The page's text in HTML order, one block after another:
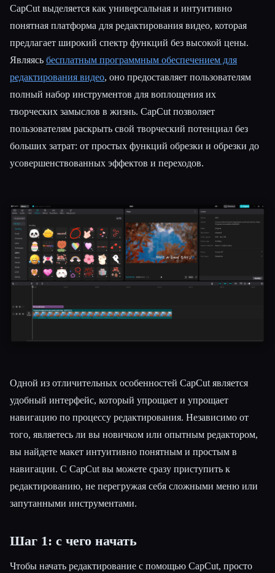
Esc
CapCut выделяется как универсальная и интуитивно
понятная платформа для редактирования видео, которая
предлагает широкий спектр функций без высокой цены.
Являясь бесплатным программным обеспечением для
редактирования видео, оно предоставляет пользователям
полный набор инструментов для воплощения их
творческих замыслов в жизнь. CapCut позволяет
пользователям раскрыть свой творческий потенциал без
больших затрат: от простых функций обрезки и обрезки до
усовершенствованных эффектов и переходов.
Одной из отличительных особенностей CapCut является
удобный интерфейс, который упрощает и упрощает
навигацию по процессу редактирования. Независимо от
того, являетесь ли вы новичком или опытным редактором,
вы найдете макет интуитивно понятным и простым в
навигации. С CapCut вы можете сразу приступить к
редактированию, не перегружая себя сложными меню или
запутанными инструментами.
Шаг 1: с чего начать
Чтобы начать редактирование с помощью CapCut, просто